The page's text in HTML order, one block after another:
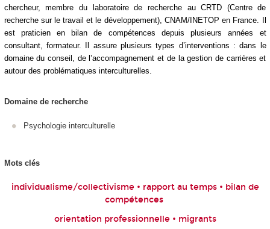
chercheur, membre du laboratoire de recherche au CRTD (Centre de
recherche sur le travail et le développement), CNAM/INETOP en France. Il
est praticien en bilan de compétences depuis plusieurs années et
consultant, formateur. Il assure plusieurs types d’interventions : dans le
domaine du conseil, de l’accompagnement et de la gestion de carrières et
autour des problématiques interculturelles.
Domaine de recherche
Psychologie interculturelle
Mots clés
individualisme/collectivisme • rapport au temps • bilan de
compétences
orientation professionnelle • migrants